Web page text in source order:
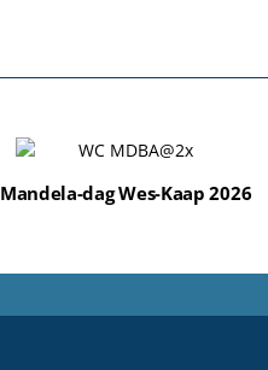
Mandela-dag Wes-Kaap 2026